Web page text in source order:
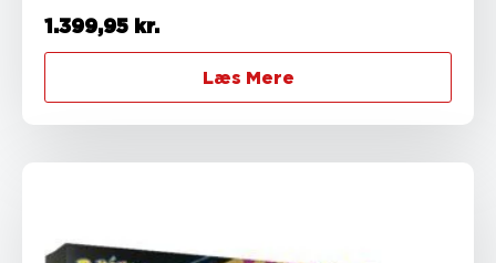
1.399,95 kr.
Læs Mere